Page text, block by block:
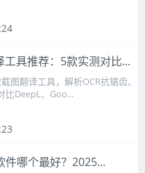
具推荐：5款实测对比...
图翻译工具，解析OCR抗锯齿、
比DeepL、Goo...
哪个最好？2025...